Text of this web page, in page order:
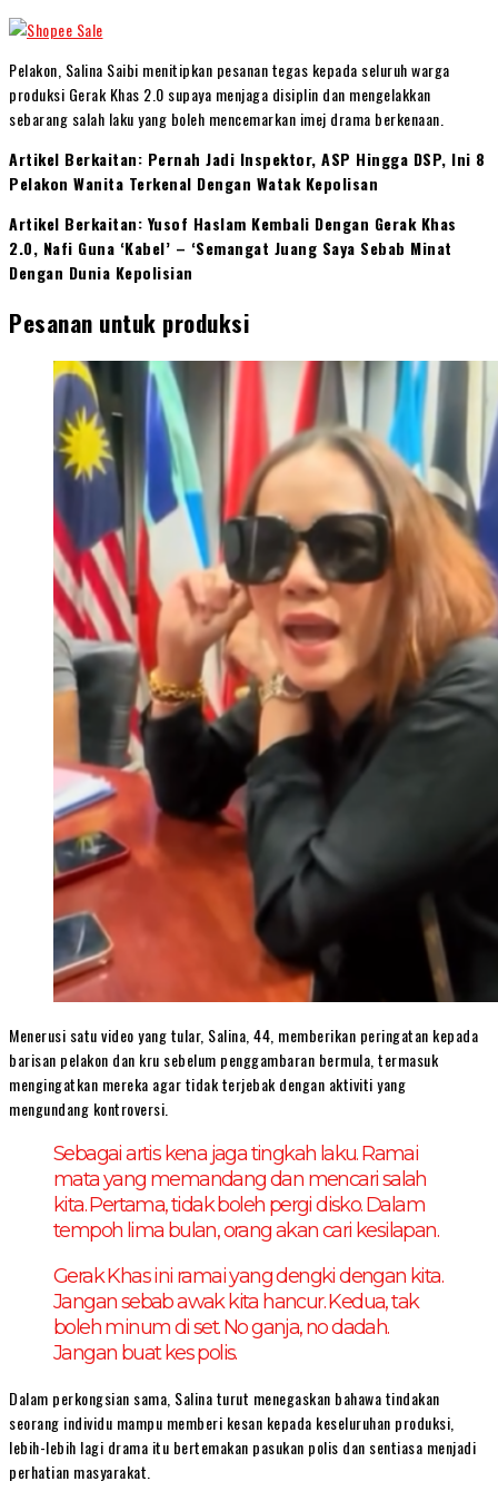
Pelakon, Salina Saibi menitipkan pesanan tegas kepada seluruh warga
produksi Gerak Khas 2.0 supaya menjaga disiplin dan mengelakkan
sebarang salah laku yang boleh mencemarkan imej drama berkenaan.
Artikel Berkaitan: Pernah Jadi Inspektor, ASP Hingga DSP, Ini 8
Pelakon Wanita Terkenal Dengan Watak Kepolisan
Artikel Berkaitan: Yusof Haslam Kembali Dengan Gerak Khas
2.0, Nafi Guna ‘Kabel’ – ‘Semangat Juang Saya Sebab Minat
Dengan Dunia Kepolisian
Pesanan untuk produksi
Menerusi satu video yang tular, Salina, 44, memberikan peringatan kepada
barisan pelakon dan kru sebelum penggambaran bermula, termasuk
mengingatkan mereka agar tidak terjebak dengan aktiviti yang
mengundang kontroversi.
Sebagai artis kena jaga tingkah laku. Ramai
mata yang memandang dan mencari salah
kita. Pertama, tidak boleh pergi disko. Dalam
tempoh lima bulan, orang akan cari kesilapan.
Gerak Khas ini ramai yang dengki dengan kita.
Jangan sebab awak kita hancur. Kedua, tak
boleh minum di set. No ganja, no dadah.
Jangan buat kes polis.
Dalam perkongsian sama, Salina turut menegaskan bahawa tindakan
seorang individu mampu memberi kesan kepada keseluruhan produksi,
lebih-lebih lagi drama itu bertemakan pasukan polis dan sentiasa menjadi
perhatian masyarakat.